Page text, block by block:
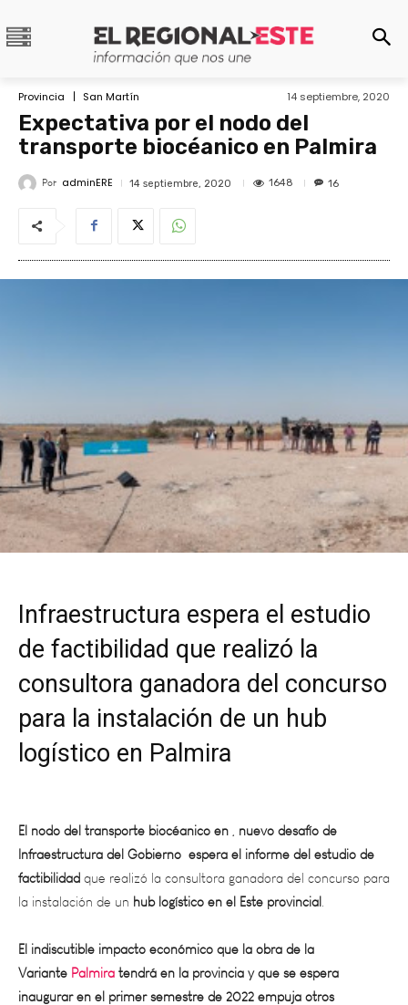
Provincia San Martín 14 septiembre, 2020
Expectativa por el nodo del
transporte biocéanico en Palmira
Por adminERE 14 septiembre, 2020 1648 16
Infraestructura espera el estudio
de factibilidad que realizó la
consultora ganadora del concurso
para la instalación de un hub
logístico en Palmira
Infraestructura del Gobierno espera el informe del estudio de
factibilidadque realizó la consultora ganadora del concurso para
la instalación de unhub logístico en el Este provincial.
El indiscutible impacto económico que la obra de la
VariantePalmiratendrá en la provincia y que se espera
inaugurar en el primer semestre de 2022 empuja otros